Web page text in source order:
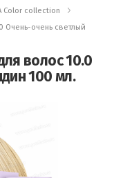
Color collection
Очень-очень светлый
волос 10.0
100 мл.